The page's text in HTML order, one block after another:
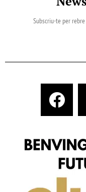
Subscriu-te per